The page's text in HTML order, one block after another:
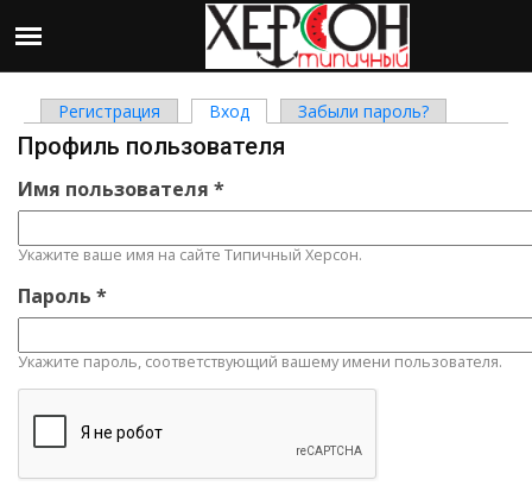
Главные вкладки
Регистрация Вход (активная вкладка)
Забыли пароль?
Профиль пользователя
Имя пользователя *
Укажите ваше имя на сайте Типичный Херсон.
Пароль *
Укажите пароль, соответствующий вашему имени пользователя.